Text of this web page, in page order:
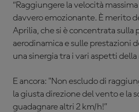
“Raggiungere la velocità
davvero emozionante. È merito
Aprilia, che si è concentrata sulla
aerodinamica e sulle prestazioni
una sinergia tra i vari aspetti della
E ancora: "Non escludo di
la giusta direzione del vento e la
guadagnare altri 2 km/h!”